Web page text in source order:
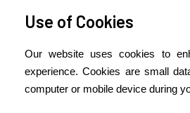
Use of Cookies
Our website uses cookies to
experience. Cookies are small
computer or mobile device during